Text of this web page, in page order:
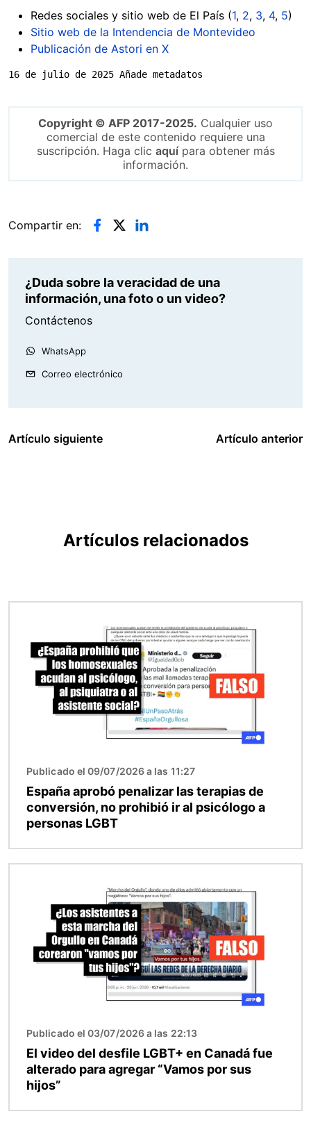
Redes sociales y sitio web de El País (1, 2, 3, 4, 5)
Sitio web de la Intendencia de Montevideo
Publicación de Astori en X
16 de julio de 2025 Añade metadatos
Copyright © AFP 2017-2025. Cualquier uso
comercial de este contenido requiere una
suscripción. Haga clic aquípara obtener más
información.
Compartir en:
¿Duda sobre la veracidad de una
información, una foto o un video?
Contáctenos
WhatsApp
Correo electrónico
Artículo siguiente Artículo anterior
Artículos relacionados
Publicado el 09/07/2026 a las 11:27
España aprobó penalizar las terapias de
conversión, no prohibió ir al psicólogo a
personas LGBT
Publicado el 03/07/2026 a las 22:13
El video del desfile LGBT+ en Canadá fue
alterado para agregar “Vamos por sus
hijos”